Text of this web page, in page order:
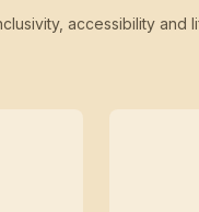
accessibility and